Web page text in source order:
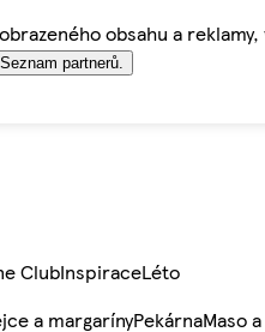
obsahu a
Seznam partnerů.
ClubInspiraceLéto
a margarínyPekárnaMaso